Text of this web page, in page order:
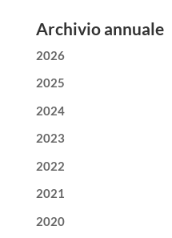
Archivio annuale
2026
2025
2024
2023
2022
2021
2020